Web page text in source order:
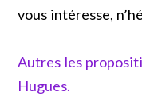
vous intéresse,
Autres les
Hugues.